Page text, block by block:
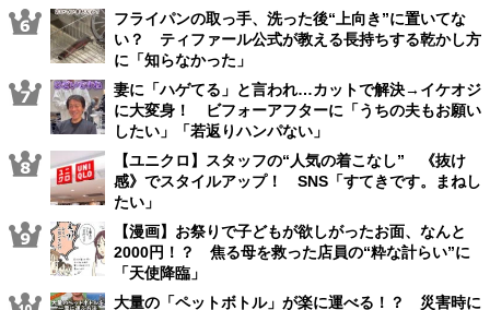
フライパンの取っ手、洗った後“上向き”に置いてな
い？ ティファール公式が教える長持ちする乾かし方
に「知らなかった」
妻に「ハゲてる」と言われ…カットで解決→イケオジ
に大変身！ ビフォーアフターに「うちの夫もお願い
したい」「若返りハンパない」
【ユニクロ】スタッフの“人気の着こなし” 《抜け
感》でスタイルアップ！ SNS「すてきです。まねし
たい」
【漫画】お祭りで子どもが欲しがったお面、なんと
2000円！？ 焦る母を救った店員の“粋な計らい”に
「天使降臨」
大量の「ペットボトル」が楽に運べる！？ 災害時に